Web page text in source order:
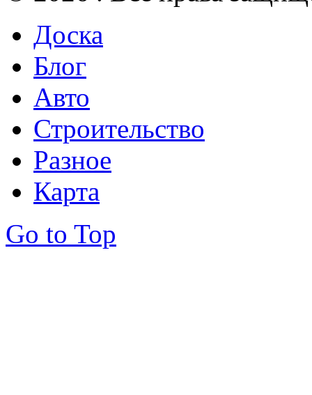
Доска
Блог
Авто
Строительство
Разное
Карта
Go to Top